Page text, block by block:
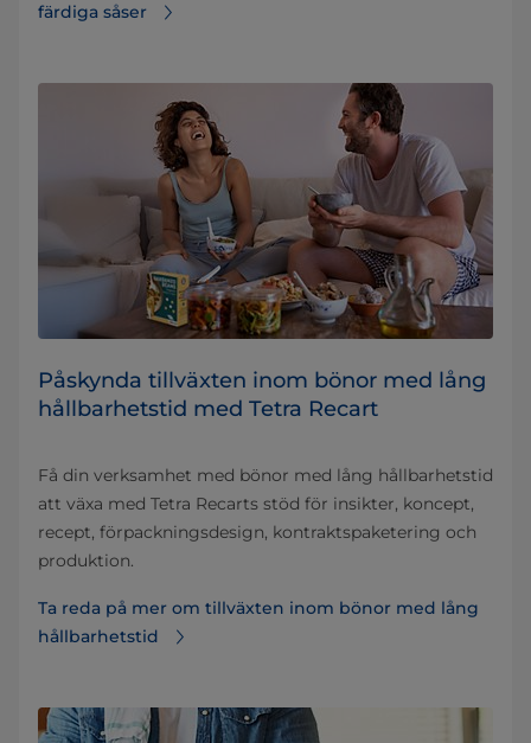
färdiga såser
Påskynda tillväxten inom bönor med lång
hållbarhetstid med Tetra Recart
Få din verksamhet med bönor med lång hållbarhetstid
att växa med Tetra Recarts stöd för insikter, koncept,
recept, förpackningsdesign, kontraktspaketering och
produktion.
Ta reda på mer om tillväxten inom bönor med lång
hållbarhetstid